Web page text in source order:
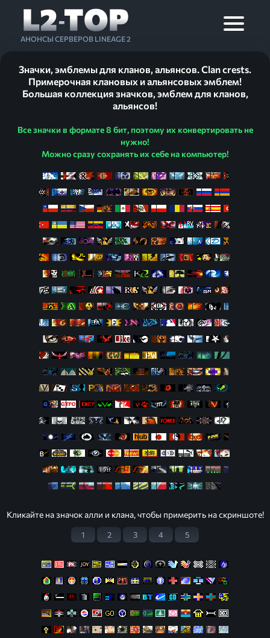
L2-TOP
АНОНСЫ СЕРВЕРОВ LINEAGE 2
Значки, эмблемы для кланов, альянсов. Clan crests.
Примерочная клановых и альянсовых эмблем!
Большая коллекция значков, эмблем для кланов,
альянсов!
Все значки в формате 8 бит, поэтому их конвертировать не
нужно!
Можно сразу сохранять их себе на компьютер!
Кликайте на значок алли и клана, чтобы примерить на скриншоте!
1 2 3 4 5